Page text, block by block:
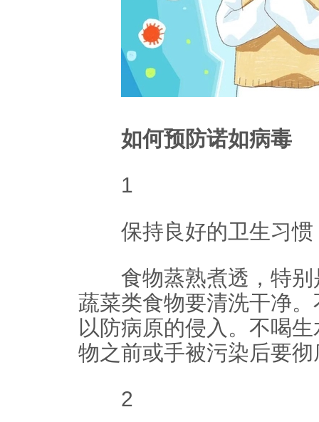
如何预防诺如病毒
1
保持良好的卫生习惯
食物蒸熟煮透，特别
蔬菜类食物要清洗干净
以防病原的侵入。不喝
物之前或手被污染后要
2